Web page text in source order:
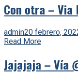
Con otra – Via
admin20 febrero,
Read More
Jajajaja – Vía